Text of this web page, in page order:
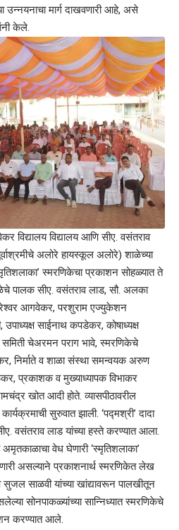
उन्नयनाचा मार्ग दाखवणारी आहे, असे
केले.
विद्यालय विद्यालय आणि सीए. वसंतराव
अलोरे हायस्कूल अलोरे) शाळेच्या
स्मरणिकेचा प्रकाशन सोहळ्यात ते
पालक सीए. वसंतराव लाड, सौ. अलका
आगवेकर, परशुराम एज्युकेशन
उपाध्यक्ष साईनाथ कपडेकर, कोषाध्यक्ष
चेअरमन पराग भावे, स्मरणिकेचे
निर्माते व शाळा संस्था समन्वयक अरुण
प्रकाशक व मुख्याध्यापक विभाकर
खोत आदी होते. व्यासपीठावरील
सुरुवात झाली. ‘पद्मश्री’ दादा
वसंतराव लाड यांच्या हस्ते करण्यात आला.
वेध घेणारी ‘स्मृतिशलाका’
असल्याने प्रकाशनार्थ स्मरणिकेत लेख
व सुजल साळवी यांच्या खांद्यावरून पालखीतून
सोनपाकळ्यांच्या सान्निध्यात स्मरणिकेचे
करण्यात आले.